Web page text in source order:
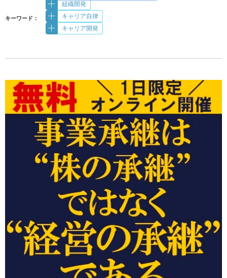
キーワード：
組織開発
キャリア自律
キャリア開発